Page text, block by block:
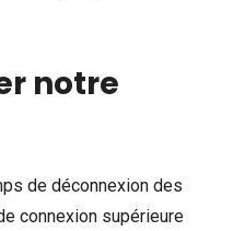
notre
de déconnexion des
connexion supérieure